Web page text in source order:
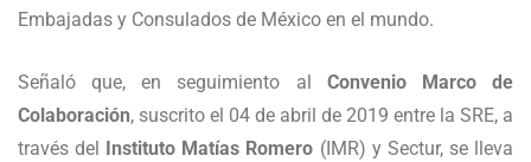
Embajadas y Consulados de México en el mundo.
Señaló que, en seguimiento al Convenio Marco de
Colaboración, suscrito el 04 de abril de 2019 entre la SRE, a
través del
Instituto Matías Romero (IMR) y Sectur, se lleva